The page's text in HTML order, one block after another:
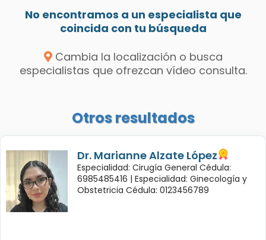
No encontramos a un especialista que
coincida con tu búsqueda
Cambia la localización o busca
especialistas que ofrezcan vídeo consulta.
Otros resultados
Dr. Marianne Alzate López
Especialidad: Cirugía General Cédula:
6985485416 | Especialidad: Ginecología y
Obstetricia Cédula: 0123456789